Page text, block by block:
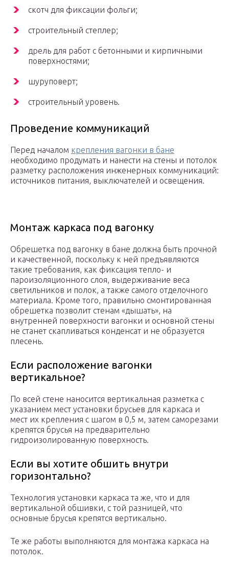
скотч для фиксации фольги;
строительный степлер;
дрель для работ с бетонными и кирпичными
поверхностями;
шуруповерт;
строительный уровень.
Проведение коммуникаций
Перед началом крепления вагонки в бане
необходимо продумать и нанести на стены и потолок
разметку расположения инженерных коммуникаций:
источников питания, выключателей и освещения.
Монтаж каркаса под вагонку
Обрешетка под вагонку в бане должна быть прочной
и качественной, поскольку к ней предъявляются
такие требования, как фиксация тепло- и
пароизоляционного слоя, выдерживание веса
светильников и полок, а также самого отделочного
материала. Кроме того, правильно смонтированная
обрешетка позволит стенам «дышать», на
внутренней поверхности вагонки и основной стены
не станет скапливаться конденсат и не образуется
плесень.
Если расположение вагонки
вертикальное?
По всей стене наносится вертикальная разметка с
указанием мест установки брусьев для каркаса и
мест их крепления с шагом в 0,5 м, затем саморезами
крепятся брусья на предварительно
гидроизолированную поверхность.
Если вы хотите обшить внутри
горизонтально?
Технология установки каркаса та же, что и для
вертикальной обшивки, с той разницей, что
основные брусья крепятся вертикально.
Те же работы выполняются для монтажа каркаса на
потолок.